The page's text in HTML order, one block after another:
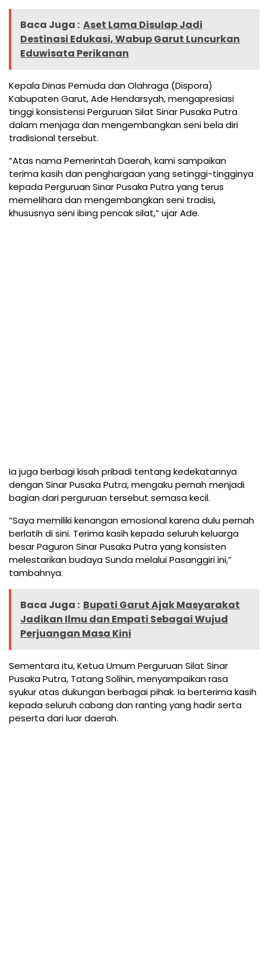
Baca Juga : Aset Lama Disulap Jadi
Destinasi Edukasi, Wabup Garut Luncurkan
Eduwisata Perikanan
Kepala Dinas Pemuda dan Olahraga (Dispora)
Kabupaten Garut, Ade Hendarsyah, mengapresiasi
tinggi konsistensi Perguruan Silat Sinar Pusaka Putra
dalam menjaga dan mengembangkan seni bela diri
tradisional tersebut.
“Atas nama Pemerintah Daerah, kami sampaikan
terima kasih dan penghargaan yang setinggi-tingginya
kepada Perguruan Sinar Pusaka Putra yang terus
memelihara dan mengembangkan seni tradisi,
khususnya seni ibing pencak silat,” ujar Ade.
Ia juga berbagi kisah pribadi tentang kedekatannya
dengan Sinar Pusaka Putra, mengaku pernah menjadi
bagian dari perguruan tersebut semasa kecil.
“Saya memiliki kenangan emosional karena dulu pernah
berlatih di sini. Terima kasih kepada seluruh keluarga
besar Paguron Sinar Pusaka Putra yang konsisten
melestarikan budaya Sunda melalui Pasanggiri ini,”
tambahnya.
Baca Juga : Bupati Garut Ajak Masyarakat
Jadikan Ilmu dan Empati Sebagai Wujud
Perjuangan Masa Kini
Sementara itu, Ketua Umum Perguruan Silat Sinar
Pusaka Putra, Tatang Solihin, menyampaikan rasa
syukur atas dukungan berbagai pihak. Ia berterima kasih
kepada seluruh cabang dan ranting yang hadir serta
peserta dari luar daerah.